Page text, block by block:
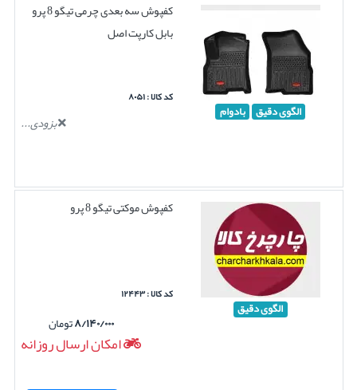
الگوی دقیق بادوام
کفپوش سه بعدی چرمی تیگو 8 پرو
بابل کارپت اصل
کد کالا : ۸۰۵۱
بزودی...
الگوی دقیق
کفپوش موکتی تیگو 8 پرو
کد کالا : ۱۲۴۴۳
۸/۱۴۰/۰۰۰تومان
امکان ارسال روزانه